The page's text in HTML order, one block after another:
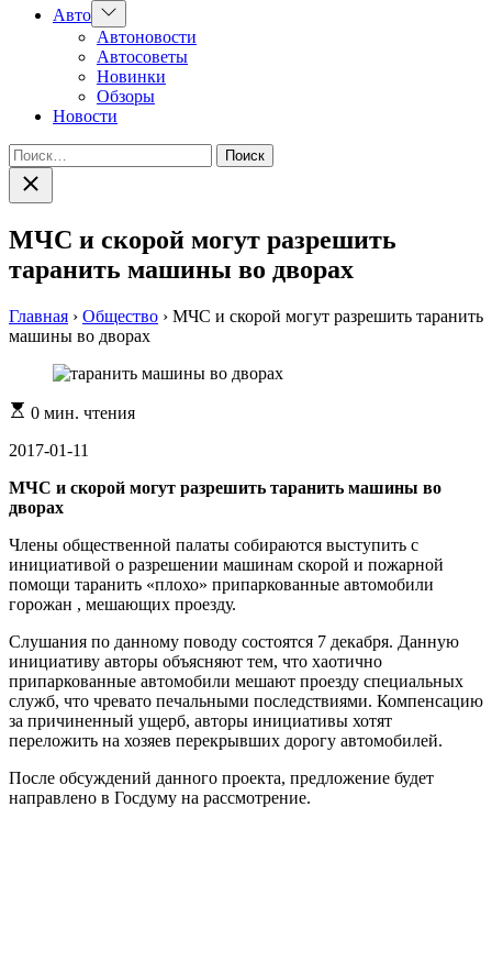
Авто Показать
подменю
Автоновости
Автосоветы
Новинки
Обзоры
Новости
Найти:
Закрыть
поиск
МЧС и скорой могут разрешить
таранить машины во дворах
Главная › Общество › МЧС и скорой могут разрешить таранить
машины во дворах
Расчетное
чтения
0 мин. чтения
2017-01-11
МЧС и скорой могут разрешить таранить машины во
дворах
Члены общественной палаты собираются выступить с
инициативой о разрешении машинам скорой и пожарной
помощи таранить «плохо» припаркованные автомобили
горожан , мешающих проезду.
Слушания по данному поводу состоятся 7 декабря. Данную
инициативу авторы объясняют тем, что хаотично
припаркованные автомобили мешают проезду специальных
служб, что чревато печальными последствиями. Компенсацию
за причиненный ущерб, авторы инициативы хотят
переложить на хозяев перекрывших дорогу автомобилей.
После обсуждений данного проекта, предложение будет
направлено в Госдуму на рассмотрение.